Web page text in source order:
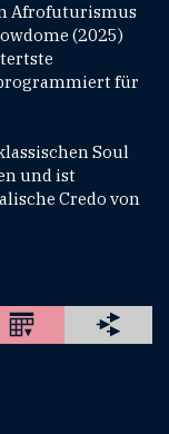
Afrofuturismus
(2025)
für
Soul
und ist
Credo von